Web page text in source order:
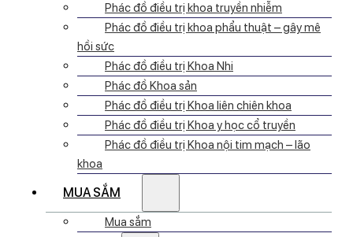
Phác đồ điều trị khoa truyền nhiễm
Phác đồ điều trị khoa phẩu thuật – gây mê
hồi sức
Phác đồ điều trị Khoa Nhi
Phác đồ Khoa sản
Phác đồ điều trị Khoa liên chiên khoa
Phác đồ điều trị Khoa y học cổ truyền
Phác đồ điều trị Khoa nội tim mạch – lão
khoa
MUA SẮM
Mua sắm